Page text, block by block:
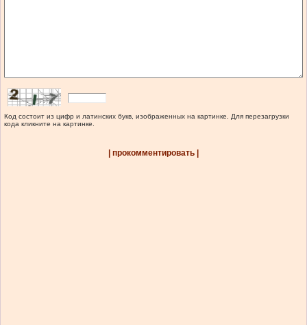
Код состоит из цифр и латинских букв, изображенных на картинке. Для перезагрузки
кода кликните на картинке.
| прокомментировать |